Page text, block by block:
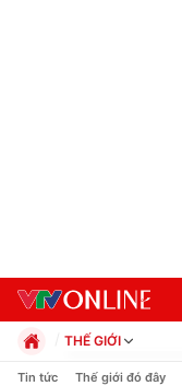
THẾ GIỚI
Chính trị
Tin tức Thế giới đó đây